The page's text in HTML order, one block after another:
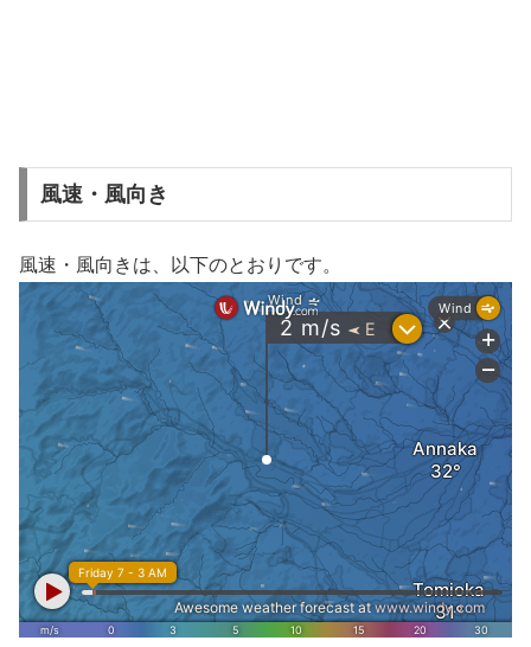
風速・風向き
風速・風向きは、以下のとおりです。